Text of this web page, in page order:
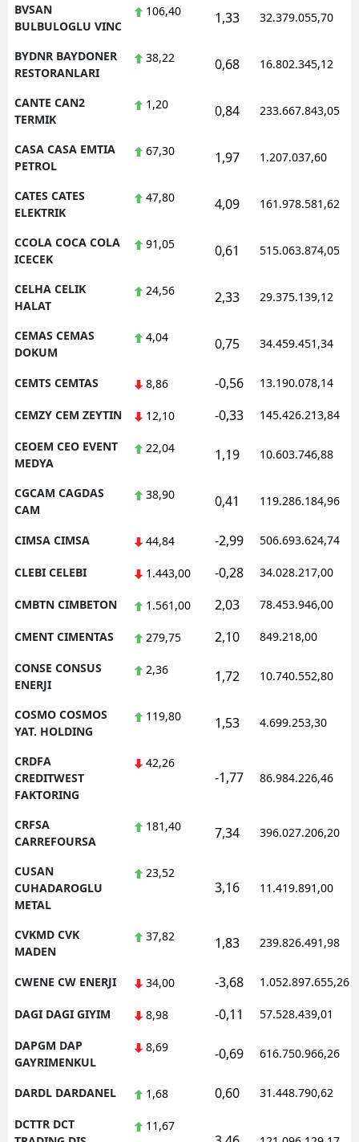
BVSAN
BULBULOGLU VINC
106,40 1,33 32.379.055,70
BYDNR BAYDONER
RESTORANLARI
38,22 0,68 16.802.345,12
CANTE CAN2
TERMIK
1,20 0,84 233.667.843,05
CASA CASA EMTIA
PETROL
67,30 1,97 1.207.037,60
CATES CATES
ELEKTRIK
47,80 4,09 161.978.581,62
CCOLA COCA COLA
ICECEK
91,05 0,61 515.063.874,05
CELHA CELIK
HALAT
24,56 2,33 29.375.139,12
CEMAS CEMAS
DOKUM
4,04 0,75 34.459.451,34
CEMTS CEMTAS 8,86 -0,56 13.190.078,14
CEMZY CEM ZEYTIN 12,10 -0,33 145.426.213,84
CEOEM CEO EVENT
MEDYA
22,04 1,19 10.603.746,88
CGCAM CAGDAS
CAM
38,90 0,41 119.286.184,96
CIMSA CIMSA 44,84 -2,99 506.693.624,74
CLEBI CELEBI 1.443,00 -0,28 34.028.217,00
CMBTN CIMBETON 1.561,00 2,03 78.453.946,00
CMENT CIMENTAS 279,75 2,10 849.218,00
CONSE CONSUS
ENERJI
2,36 1,72 10.740.552,80
COSMO COSMOS
YAT. HOLDING
119,80 1,53 4.699.253,30
CRDFA
CREDITWEST
FAKTORING
42,26
-1,77 86.984.226,46
CRFSA
CARREFOURSA
181,40 7,34 396.027.206,20
CUSAN
CUHADAROGLU
METAL
23,52
3,16 11.419.891,00
CVKMD CVK
MADEN
37,82 1,83 239.826.491,98
CWENE CW ENERJI 34,00 -3,68 1.052.897.655,26
DAGI DAGI GIYIM 8,98 -0,11 57.528.439,01
DAPGM DAP
GAYRIMENKUL
8,69 -0,69 616.750.966,26
DARDL DARDANEL 1,68 0,60 31.448.790,62
DCTTR DCT
11,67